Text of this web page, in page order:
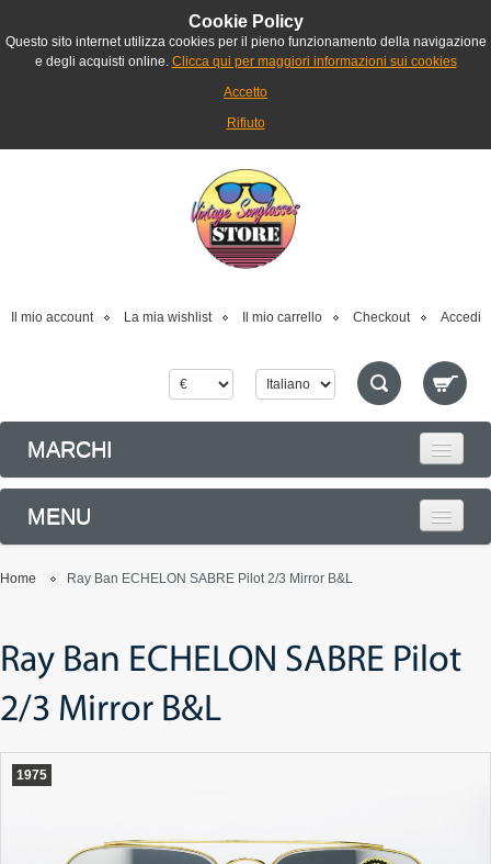
Cookie Policy
Questo sito internet utilizza cookies per il pieno funzionamento della navigazione
e degli acquisti online. Clicca qui per maggiori informazioni sui cookies
Accetto
Rifiuto
Il mio account La mia wishlist Il mio carrello Checkout Accedi
MARCHI
MENU
Home Ray Ban ECHELON SABRE Pilot 2/3 Mirror B&L
Ray Ban ECHELON SABRE Pilot
2/3 Mirror B&L
1975